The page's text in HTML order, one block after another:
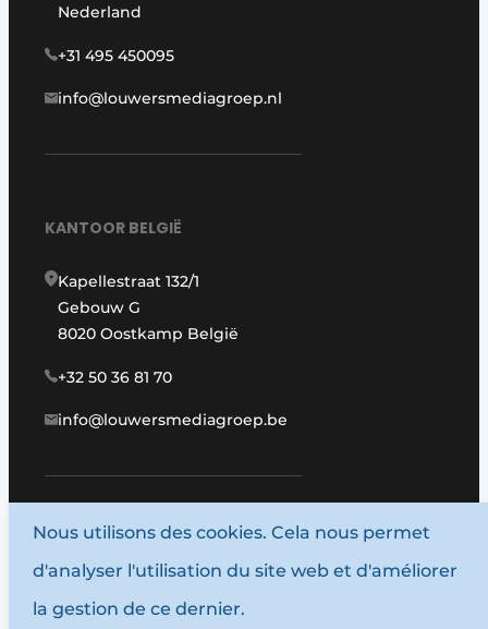
Nederland
+31 495 450095
info@louwersmediagroep.nl
KANTOOR BELGIË
Kapellestraat 132/1
Gebouw G
8020 Oostkamp België
+32 50 36 81 70
info@louwersmediagroep.be
www.louwersmediagroep.com
© 1987 - 2026 Louwersmediagroep.
Termes et conditions
Nous utilisons des cookies. Cela nous permet
d'analyser l'utilisation du site web et d'améliorer
la gestion de ce dernier.